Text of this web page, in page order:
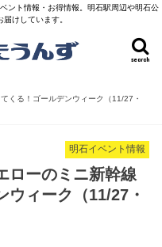
ント情報・お得情報。明石駅周辺や明石公
けしています。
search
くる！ゴールデンウィーク（11/27・
明石イベント情報
ローのミニ新幹線
ウィーク（11/27・